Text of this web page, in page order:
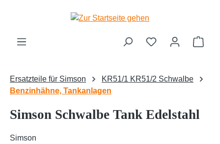
Zum Hauptinhalt springen
Ersatzteile für Simson
KR51/1 KR51/2 Schwalbe
Benzinhähne, Tankanlagen
Simson Schwalbe Tank Edelstahl
Simson